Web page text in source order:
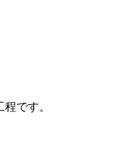
です。